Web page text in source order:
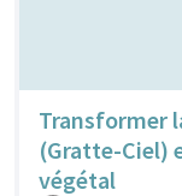
Transformer
(Gratte-Ciel)
végétal